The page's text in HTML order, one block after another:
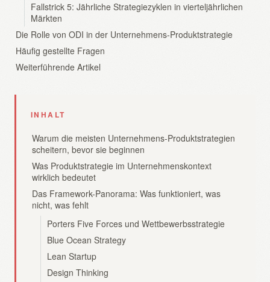
Fallstrick 5: Jährliche Strategiezyklen in vierteljährlichen
Märkten
Die Rolle von ODI in der Unternehmens-Produktstrategie
Häufig gestellte Fragen
Weiterführende Artikel
INHALT
Warum die meisten Unternehmens-Produktstrategien
scheitern, bevor sie beginnen
Was Produktstrategie im Unternehmenskontext
wirklich bedeutet
Das Framework-Panorama: Was funktioniert, was
nicht, was fehlt
Porters Five Forces und Wettbewerbsstrategie
Blue Ocean Strategy
Lean Startup
Design Thinking